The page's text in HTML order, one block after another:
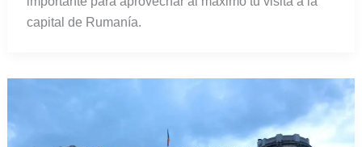
capital de Rumanía.